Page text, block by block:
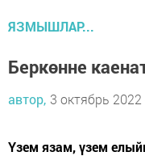
ЯЗМЫШЛАР...
Беркөнне
автор, 3 октябрь 2022
Үзем язам, үзем